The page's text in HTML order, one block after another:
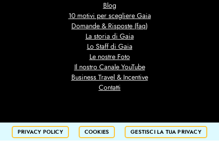
Blog
10 motivi per scegliere Gaia
Domande & Risposte (faq)
La storia di Gaia
Lo Staff di Gaia
Le nostre Foto
Il nostro Canale YouTube
Business Travel & Incentive
Contatti
PRIVACY POLICY COOKIES GESTISCI LA TUA PRIVACY